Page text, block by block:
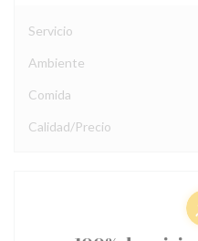
Servicio
Ambiente
Comida
Calidad/Precio